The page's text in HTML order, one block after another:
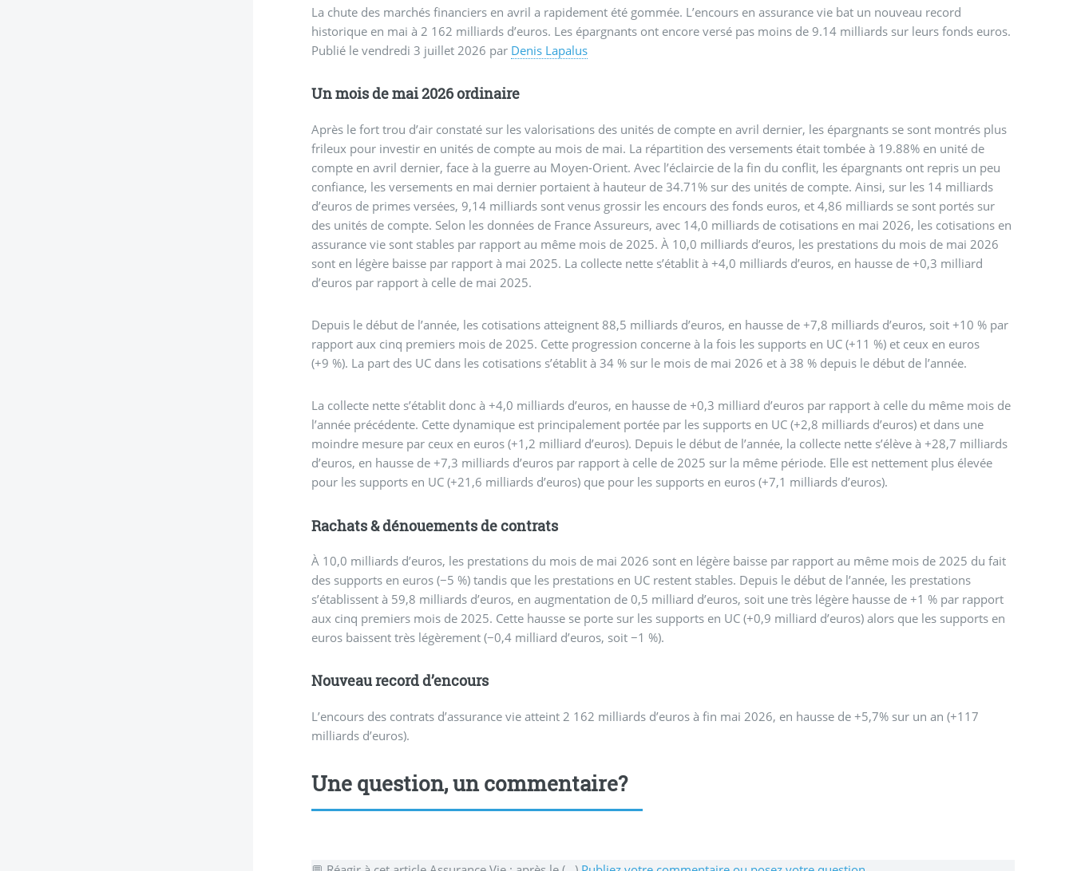
La chute des marchés financiers en avril a rapidement été gommée. L’encours en assurance vie bat un nouveau record
historique en mai à 2 162 milliards d’euros. Les épargnants ont encore versé pas moins de 9.14 milliards sur leurs fonds euros.
Publié levendredi 3 juillet 2026 par Denis Lapalus
Un mois de mai 2026 ordinaire
Après le fort trou d’air constaté sur les valorisations des unités de compte en avril dernier, les épargnants se sont montrés plus
frileux pour investir en unités de compte au mois de mai. La répartition des versements était tombée à 19.88% en unité de
compte en avril dernier, face à la guerre au Moyen-Orient. Avec l’éclaircie de la fin du conflit, les épargnants ont repris un peu
confiance, les versements en mai dernier portaient à hauteur de 34.71% sur des unités de compte. Ainsi, sur les 14 milliards
d’euros de primes versées, 9,14 milliards sont venus grossir les encours des fonds euros, et 4,86 milliards se sont portés sur
des unités de compte. Selon les données de France Assureurs, avec 14,0 milliards de cotisations en mai 2026, les cotisations en
assurance vie sont stables par rapport au même mois de 2025. À 10,0 milliards d’euros, les prestations du mois de mai 2026
sont en légère baisse par rapport à mai 2025. La collecte nette s’établit à +4,0 milliards d’euros, en hausse de +0,3 milliard
d’euros par rapport à celle de mai 2025.
Depuis le début de l’année, les cotisations atteignent 88,5 milliards d’euros, en hausse de +7,8 milliards d’euros, soit +10 % par
rapport aux cinq premiers mois de 2025. Cette progression concerne à la fois les supports en UC (+11 %) et ceux en euros
(+9 %). La part des UC dans les cotisations s’établit à 34 % sur le mois de mai 2026 et à 38 % depuis le début de l’année.
La collecte nette s’établit donc à +4,0 milliards d’euros, en hausse de +0,3 milliard d’euros par rapport à celle du même mois de
l’année précédente. Cette dynamique est principalement portée par les supports en UC (+2,8 milliards d’euros) et dans une
moindre mesure par ceux en euros (+1,2 milliard d’euros). Depuis le début de l’année, la collecte nette s’élève à +28,7 milliards
d’euros, en hausse de +7,3 milliards d’euros par rapport à celle de 2025 sur la même période. Elle est nettement plus élevée
pour les supports en UC (+21,6 milliards d’euros) que pour les supports en euros (+7,1 milliards d’euros).
Rachats & dénouements de contrats
À 10,0 milliards d’euros, les prestations du mois de mai 2026 sont en légère baisse par rapport au même mois de 2025 du fait
des supports en euros (−5 %) tandis que les prestations en UC restent stables. Depuis le début de l’année, les prestations
s’établissent à 59,8 milliards d’euros, en augmentation de 0,5 milliard d’euros, soit une très légère hausse de +1 % par rapport
aux cinq premiers mois de 2025. Cette hausse se porte sur les supports en UC (+0,9 milliard d’euros) alors que les supports en
euros baissent très légèrement (−0,4 milliard d’euros, soit −1 %).
Nouveau record d’encours
L’encours des contrats d’assurance vie atteint 2 162 milliards d’euros à fin mai 2026, en hausse de +5,7% sur un an (+117
milliards d’euros).
Une question, un commentaire?